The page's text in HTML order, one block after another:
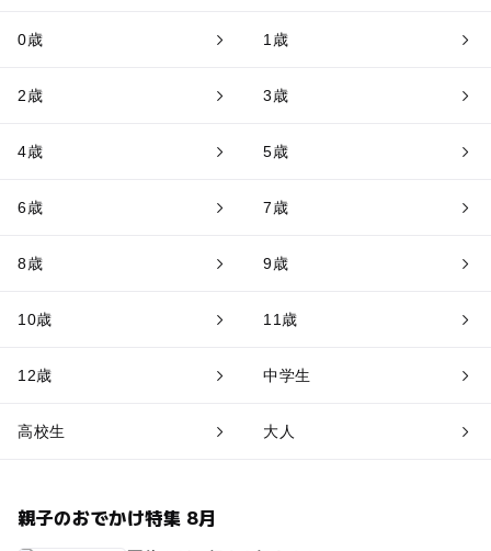
0歳 1歳
2歳 3歳
4歳 5歳
6歳 7歳
8歳 9歳
10歳 11歳
12歳 中学生
高校生 大人
親子のおでかけ特集 8月